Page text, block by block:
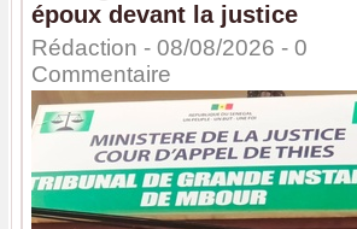
époux devant la justice
Rédaction - 08/08/2026 - 0
Commentaire